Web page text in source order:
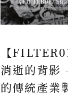
【
消逝的背影
的傳統產業